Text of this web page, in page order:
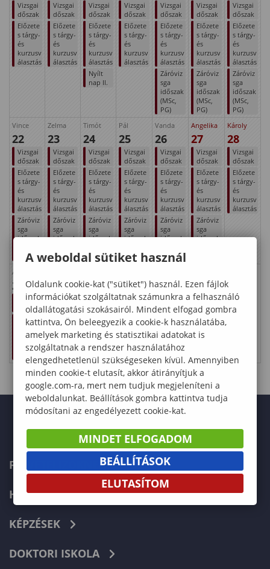
Vizsgai
dőszak
Előzete
s tárgy-
és
kurzusv
álasztás
Vizsgai
dőszak
Előzete
s tárgy-
és
kurzusv
álasztás
Vizsgai
dőszak
Előzete
s tárgy-
és
kurzusv
álasztás
Nyílt
nap II.
Vizsgai
dőszak
Előzete
s tárgy-
és
kurzusv
álasztás
Vizsgai
dőszak
Előzete
s tárgy-
és
kurzusv
álasztás
Záróviz
sga
időszak
(MSc,
PG)
Vizsgai
dőszak
Előzete
s tárgy-
és
kurzusv
álasztás
Záróviz
sga
időszak
(MSc,
PG)
Vizsgai
dőszak
Előzete
s tárgy-
és
kurzusv
álasztás
Záróviz
sga
időszak
(MSc,
PG)
Vince
22
Vizsgai
dőszak
Előzete
s tárgy-
és
kurzusv
álasztás
Záróviz
sga
időszak
PG)
Zelma
23
Vizsgai
dőszak
Előzete
s tárgy-
és
kurzusv
álasztás
Záróviz
sga
időszak
PG)
Timót
24
Vizsgai
dőszak
Előzete
s tárgy-
és
kurzusv
álasztás
Záróviz
sga
időszak
PG)
Pál
25
Vizsgai
dőszak
Előzete
s tárgy-
és
kurzusv
álasztás
Záróviz
sga
időszak
PG)
Vanda
26
Vizsgai
dőszak
Előzete
s tárgy-
és
kurzusv
álasztás
Záróviz
sga
időszak
PG)
Angelika
27
Vizsgai
dőszak
Előzete
s tárgy-
és
kurzusv
álasztás
Záróviz
sga
időszak
Károly
28
Vizsgai
dőszak
Előzete
s tárgy-
és
kurzusv
álasztás
Adél
29
Vizsgai
dőszak
Előzete
s tárgy-
kurzusv
álasztás
30
Vizsgai
dőszak
Előzete
s tárgy-
és
kurzusv
álasztás
31
Vizsgai
dőszak
Előzete
s tárgy-
és
kurzusv
álasztás
FELVÉTELIZŐKNEK
HALLGATÓKNAK
KÉPZÉSEK
DOKTORI ISKOLA
A weboldal sütiket használ
Oldalunk cookie-kat ("sütiket") használ. Ezen fájlok
információkat szolgáltatnak számunkra a felhasználó
oldallátogatási szokásairól. Mindent elfogad gombra
kattintva, Ön beleegyezik a cookie-k használatába,
amelyek marketing és statisztikai adatokat is
szolgáltatnak a rendszer használatához
elengedhetetlenül szükségeseken kívül. Amennyiben
minden cookie-t elutasít, akkor átirányítjuk a
google.com-ra, mert nem tudjuk megjeleníteni a
weboldalunkat. Beállítások gombra kattintva tudja
módosítani az engedélyezett cookie-kat.
MINDET ELFOGADOM
BEÁLLÍTÁSOK
ELUTASÍTOM